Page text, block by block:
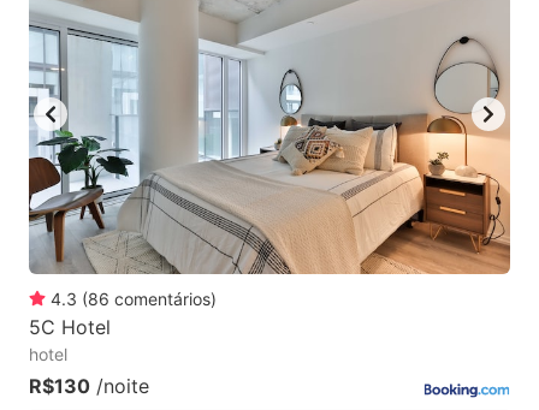
4.3 (86 comentários)
5C Hotel
hotel
R$130 /noite